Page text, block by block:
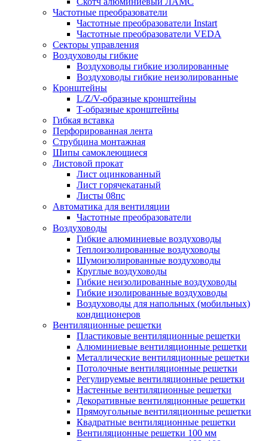
Частотные преобразователи
Частотные преобразователи Instart
Частотные преобразователи VEDA
Секторы управления
Воздуховоды гибкие
Воздуховоды гибкие изолированные
Воздуховоды гибкие неизолированные
Кронштейны
L/Z/V-образные кронштейны
Т-образные кронштейны
Гибкая вставка
Перфорированная лента
Струбцина монтажная
Шипы самоклеющиеся
Листовой прокат
Лист оцинкованный
Лист горячекатаный
Листы 08пс
Автоматика для вентиляции
Частотные преобразователи
Воздуховоды
Гибкие алюминиевые воздуховоды
Теплоизолированные воздуховоды
Шумоизолированные воздуховоды
Круглые воздуховоды
Гибкие неизолированные воздуховоды
Гибкие изолированные воздуховоды
Воздуховоды для напольных (мобильных)
кондиционеров
Вентиляционные решетки
Пластиковые вентиляционные решетки
Алюминиевые вентиляционные решетки
Металлические вентиляционные решетки
Потолочные вентиляционные решетки
Регулируемые вентиляционные решетки
Настенные вентиляционные решетки
Декоративные вентиляционные решетки
Прямоугольные вентиляционные решетки
Квадратные вентиляционные решетки
Вентиляционные решетки 100 мм